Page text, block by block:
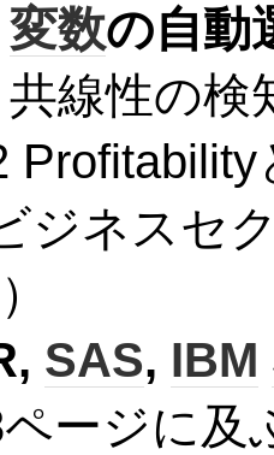
変数の自動
線性の検
Profitability
ジネスセ
SAS, IBM
ージに及